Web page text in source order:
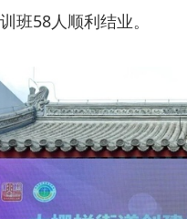
班58人顺利结业。